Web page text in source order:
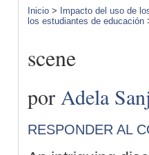
Inicio > Impacto del uso de
los estudiantes de educación
scene
por Adela
RESPONDER AL